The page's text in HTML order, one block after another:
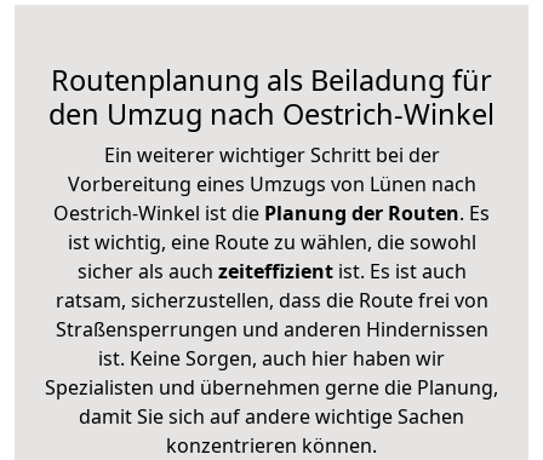
Routenplanung als Beiladung für
den Umzug nach Oestrich-Winkel
Ein weiterer wichtiger Schritt bei der
Vorbereitung eines Umzugs von Lünen nach
Oestrich-Winkel ist die Planung der Routen. Es
ist wichtig, eine Route zu wählen, die sowohl
sicher als auch zeiteffizientist. Es ist auch
ratsam, sicherzustellen, dass die Route frei von
Straßensperrungen und anderen Hindernissen
ist. Keine Sorgen, auch hier haben wir
Spezialisten und übernehmen gerne die Planung,
damit Sie sich auf andere wichtige Sachen
konzentrieren können.